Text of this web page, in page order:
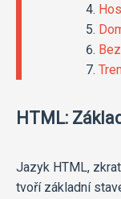
HTML:
Jazyk HTML,
tvoří základní